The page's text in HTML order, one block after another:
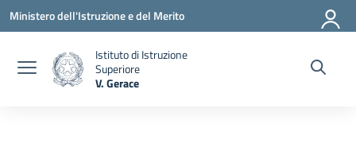
Vai ai contenuti
Vai al menu di navigazione
Vai al footer
Ministero dell'Istruzione e del Merito
Istituto di Istruzione
Superiore
V. Gerace